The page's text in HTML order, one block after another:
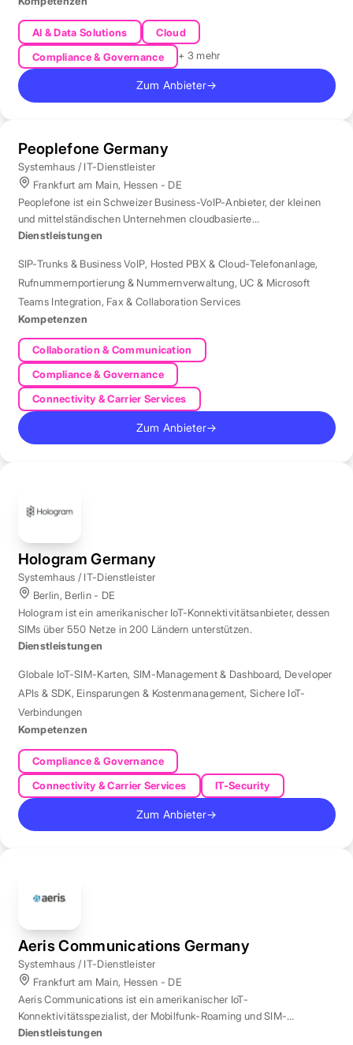
AI & Data Solutions
Cloud
Compliance & Governance
+ 3 mehr
Zum Anbieter→
Peoplefone Germany
Systemhaus / IT-Dienstleister
Frankfurt am Main, Hessen - DE
Peoplefone ist ein Schweizer Business-VoIP-Anbieter, der kleinen
und mittelständischen Unternehmen cloudbasierte
Telefonielösungen bietet.
Dienstleistungen
SIP-Trunks & Business VoIP, Hosted PBX & Cloud-Telefonanlage,
Rufnummernportierung & Nummernverwaltung, UC & Microsoft
Teams Integration, Fax & Collaboration Services
Kompetenzen
Collaboration & Communication
Compliance & Governance
Connectivity & Carrier Services
Zum Anbieter→
Hologram Germany
Systemhaus / IT-Dienstleister
Berlin, Berlin - DE
Hologram ist ein amerikanischer IoT-Konnektivitätsanbieter, dessen
SIMs über 550 Netze in 200 Ländern unterstützen.
Dienstleistungen
Globale IoT-SIM-Karten, SIM-Management & Dashboard, Developer
APIs & SDK, Einsparungen & Kostenmanagement, Sichere IoT-
Verbindungen
Kompetenzen
Compliance & Governance
Connectivity & Carrier Services
IT-Security
Zum Anbieter→
Aeris Communications Germany
Systemhaus / IT-Dienstleister
Frankfurt am Main, Hessen - DE
Aeris Communications ist ein amerikanischer IoT-
Konnektivitätsspezialist, der Mobilfunk-Roaming und SIM-
Management in über 190 Ländern verwaltet.
Dienstleistungen